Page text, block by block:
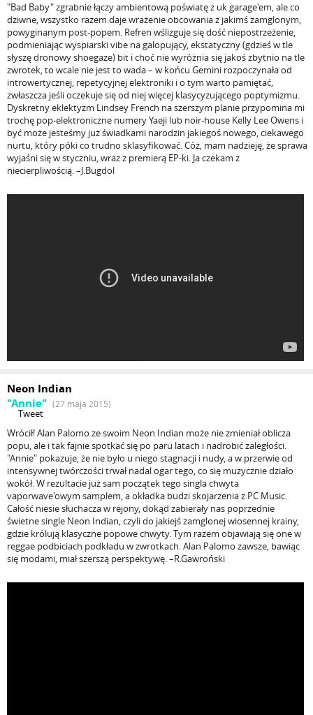
"Bad Baby" zgrabnie łączy ambientową poświatę z uk garage'em, ale co
dziwne, wszystko razem daje wrażenie obcowania z jakimś zamglonym,
powyginanym post-popem. Refren wślizguje się dość niepostrzeżenie,
podmieniając wyspiarski vibe na galopujący, ekstatyczny (gdzieś w tle
słyszę dronowy shoegaze) bit i choć nie wyróżnia się jakoś zbytnio na tle
zwrotek, to wcale nie jest to wada – w końcu Gemini rozpoczynała od
introwertycznej, repetycyjnej elektroniki i o tym warto pamiętać,
zwłaszcza jeśli oczekuje się od niej więcej klasycyzującego poptymizmu.
Dyskretny eklektyzm Lindsey French na szerszym planie przypomina mi
trochę pop-elektroniczne numery Yaeji lub noir-house Kelly Lee Owens i
być może jesteśmy już świadkami narodzin jakiegoś nowego, ciekawego
nurtu, który póki co trudno sklasyfikować. Cóż, mam nadzieję, że sprawa
wyjaśni się w styczniu, wraz z premierą EP-ki. Ja czekam z
niecierpliwością. –J.Bugdol
Neon Indian
"Annie" (27 maja 2015)
Tweet
Wrócił! Alan Palomo ze swoim Neon Indian może nie zmieniał oblicza
popu, ale i tak fajnie spotkać się po paru latach i nadrobić zaległości.
"Annie" pokazuje, że nie było u niego stagnacji i nudy, a w przerwie od
intensywnej twórczości trwał nadal ogar tego, co się muzycznie działo
wokół. W rezultacie już sam początek tego singla chwyta
vaporwave'owym samplem, a okładka budzi skojarzenia z PC Music.
Całość niesie słuchacza w rejony, dokąd zabierały nas poprzednie
świetne single Neon Indian, czyli do jakiejś zamglonej wiosennej krainy,
gdzie królują klasyczne popowe chwyty. Tym razem objawiają się one w
reggae podbiciach podkładu w zwrotkach. Alan Palomo zawsze, bawiąc
się modami, miał szerszą perspektywę. –R.Gawroński